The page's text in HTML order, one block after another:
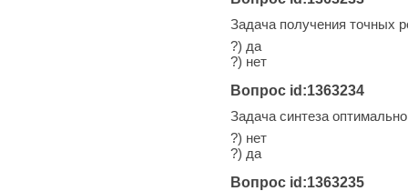
Задача получения точных
?) да
?) нет
Вопрос id:1363234
Задача синтеза
?) нет
?) да
Вопрос id:1363235